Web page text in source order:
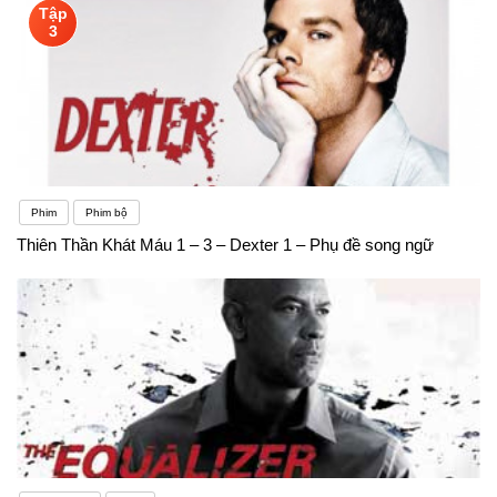
gợi ý để bạn vượt qua sự ngại này:Tự tin và thử
thách bản thân: Hãy tự tin và không sợ sai. Mọi
người đều từng bắt đầu từ việc không biết gì cả.
Hãy thử thách bản thân bằng cách nói tiếng Anh
thường xuyên.Luyện nghe và nói hàng ngày: Xem
phim, video, và nghe các bài hát tiếng Anh. Tham
trình.Tìm bạn đồng hành học tiếng Anh: Có người
cùng học sẽ giúp bạn tự tin hơn và tạo cơ hội thực
hành giao tiếp.Học từ vựng và ngữ pháp chuyên
ngành công việc của bạn: Điều này giúp bạn tự tin
giao tiếp trong môi trường làm việc.Từ vựng Các từ
Tập
3
Phim Phim bộ
Thiên Thần Khát Máu 1 – 3 – Dexter 1 – Phụ đề song ngữ